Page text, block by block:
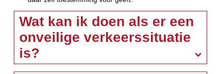
Wat kan ik doen als er een
onveilige verkeerssituatie
is?